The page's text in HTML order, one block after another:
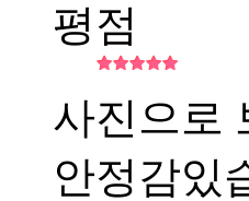
평점
사진으로
안정감있